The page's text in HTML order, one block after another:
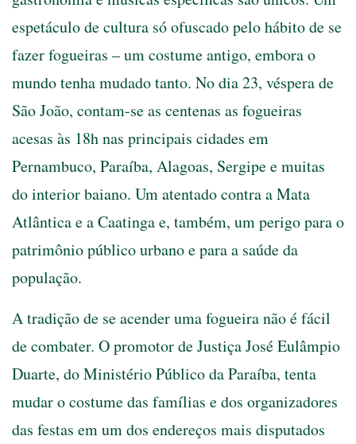
espetáculo de cultura só ofuscado pelo hábito de se
fazer fogueiras – um costume antigo, embora o
mundo tenha mudado tanto. No dia 23, véspera de
São João, contam-se as centenas as fogueiras
acesas às 18h nas principais cidades em
Pernambuco, Paraíba, Alagoas, Sergipe e muitas
do interior baiano. Um atentado contra a Mata
Atlântica e a Caatinga e, também, um perigo para o
patrimônio público urbano e para a saúde da
população.
A tradição de se acender uma fogueira não é fácil
de combater. O promotor de Justiça José Eulâmpio
Duarte, do Ministério Público da Paraíba, tenta
mudar o costume das famílias e dos organizadores
das festas em um dos endereços mais disputados